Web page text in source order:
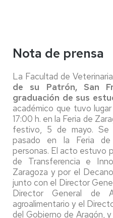
Nota de prensa
La Facultad de
de su Patrón, San
graduación de sus
académico que tuvo
17:00 h. en la Feria de
festivo, 5 de mayo.
pasado en la Feria
personas. El acto estuvo
de Transferencia e
Zaragoza y por el
junto con el Director
Director General de
agroalimentario y el
del Gobierno de Aragón,